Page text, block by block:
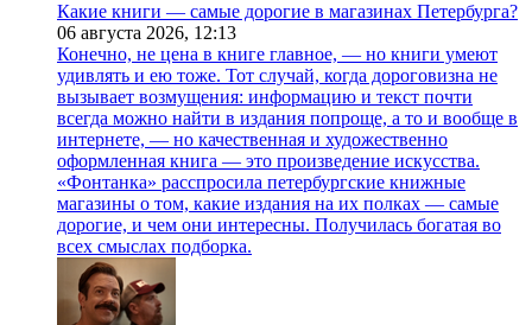
Какие книги — самые дорогие в магазинах Петербурга?
06 августа 2026, 12:13
Конечно, не цена в книге главное, — но книги умеют
удивлять и ею тоже. Тот случай, когда дороговизна не
вызывает возмущения: информацию и текст почти
всегда можно найти в издания попроще, а то и вообще в
интернете, — но качественная и художественно
оформленная книга — это произведение искусства.
«Фонтанка» расспросила петербургские книжные
магазины о том, какие издания на их полках — самые
дорогие, и чем они интересны. Получилась богатая во
всех смыслах подборка.